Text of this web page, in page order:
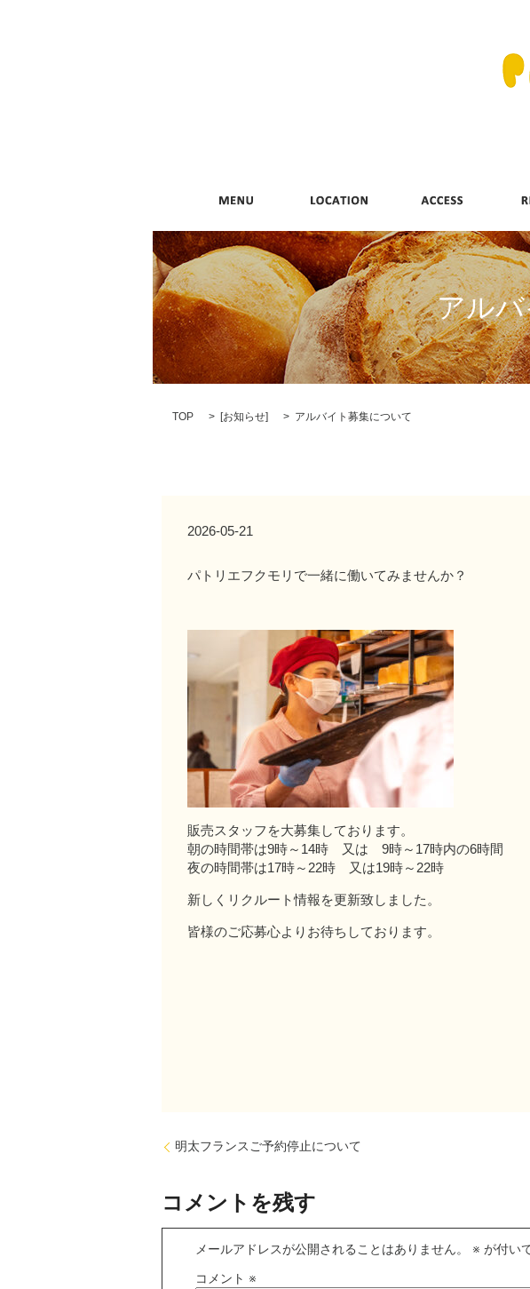
アル
TOP [お知らせ] アルバイト募集について
2026-05-21
パトリエフクモリで一緒に働いてみませんか？
販売スタッフを大募集しております。
朝の時間帯は9時～14時 又は 9時～17時内の6時間
夜の時間帯は17時～22時 又は19時～22時
新しくリクルート情報を更新致しました。
皆様のご応募心よりお待ちしております。
明太フランスご予約停止について
コメントを残す
メールアドレスが公開されることはありません。 ※ が付い
コメント ※